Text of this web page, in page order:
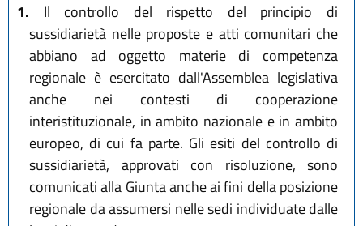
1. Il controllo del rispetto del principio di
sussidiarietà nelle proposte e atti comunitari che
abbiano ad oggetto materie di competenza
regionale è esercitato dall'Assemblea legislativa
anche nei contesti di cooperazione
interistituzionale, in ambito nazionale e in ambito
europeo, di cui fa parte. Gli esiti del controllo di
sussidiarietà, approvati con risoluzione, sono
comunicati alla Giunta anche ai fini della posizione
regionale da assumersi nelle sedi individuate dalle